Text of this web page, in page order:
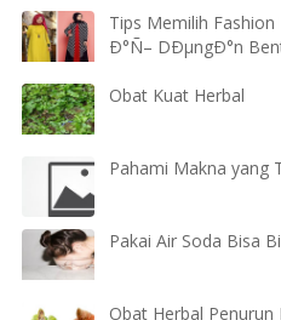
Tips Memilih
Ð°Ñ– DÐµngÐ°n
Obat Kuat Herbal
Pahami Makna yang
Pakai Air Soda Bisa
Obat Herbal Penurun